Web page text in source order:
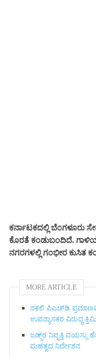
ಕರ್ನಾಟಕದಲ್ಲಿ ಬೆಂಗಳೂರು
ಕೊರತೆ ಕಂಡುಬಂದಿದೆ.
ನಗರಗಳಲ್ಲಿ ಗಂಭೀರ ಕುಸಿತ
MORE ARTICLE
ನಕಲಿ ಪಿಎಚ್‌ಡಿ
ಉಪನ್ಯಾಸಕರ ವಿರುದ್ಧ
ಜಡ್ಜ್‌ರ ನಿವೃತ್ತಿ ವಯಸ್ಸು
ಮಹತ್ವದ ನಿರ್ದೇಶನ